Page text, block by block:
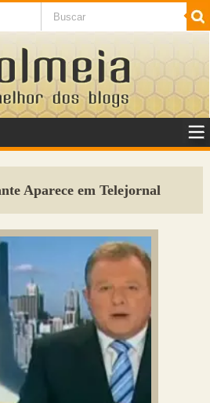
SaÃºde
Aparece em Telejornal